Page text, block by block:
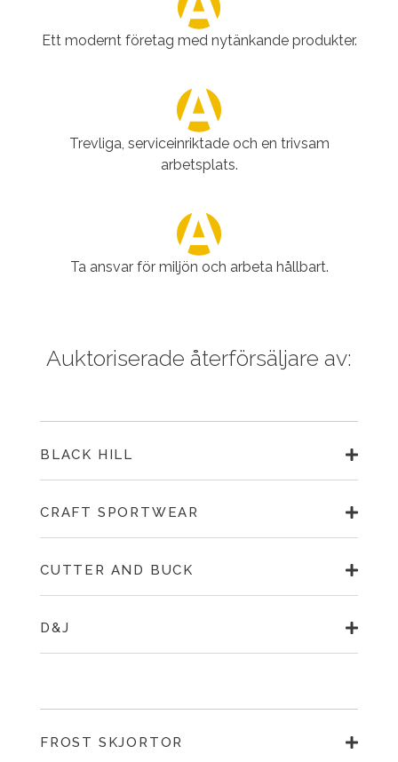
Ett modernt företag med nytänkande produkter.
Trevliga, serviceinriktade och en trivsam
arbetsplats.
Ta ansvar för miljön och arbeta hållbart.
Auktoriserade återförsäljare av:
BLACK HILL
CRAFT SPORTWEAR
CUTTER AND BUCK
D&J
FROST SKJORTOR